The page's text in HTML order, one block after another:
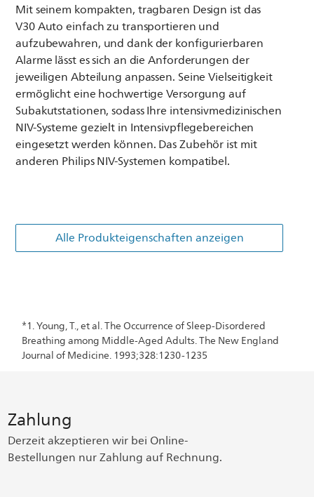
Mit seinem kompakten, tragbaren Design ist das
V30 Auto einfach zu transportieren und
aufzubewahren, und dank der konfigurierbaren
Alarme lässt es sich an die Anforderungen der
jeweiligen Abteilung anpassen. Seine Vielseitigkeit
ermöglicht eine hochwertige Versorgung auf
Subakutstationen, sodass Ihre intensivmedizinischen
NIV-Systeme gezielt in Intensivpflegebereichen
eingesetzt werden können. Das Zubehör ist mit
anderen Philips NIV-Systemen kompatibel.
Alle Produkteigenschaften anzeigen
*1. Young, T., et al. The Occurrence of Sleep-Disordered
Breathing among Middle-Aged Adults. The New England
Journal of Medicine. 1993;328:1230-1235
Zahlung
Derzeit akzeptieren wir bei Online-
Bestellungen nur Zahlung auf Rechnung.